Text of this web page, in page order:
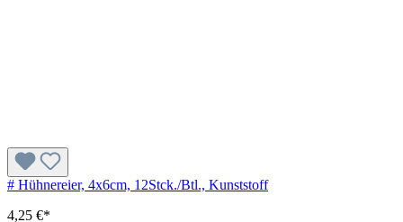
# Hühnereier, 4x6cm, 12Stck./Btl., Kunststoff
4,25 €*